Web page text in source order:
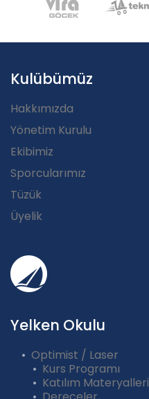
Kulübümüz
Hakkımızda
Yönetim Kurulu
Ekibimiz
Sporcularımız
Tüzük
Üyelik
Yelken Okulu
Optimist / Laser
Kurs Programı
Katılım Materyalleri